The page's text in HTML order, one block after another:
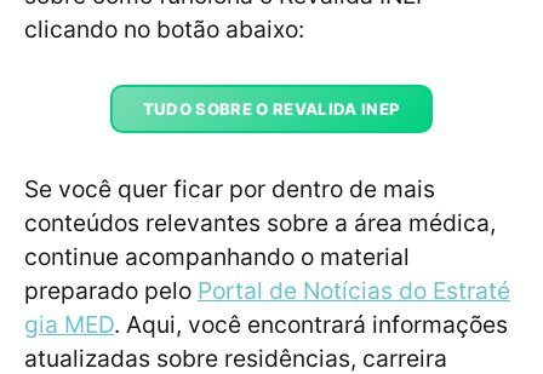
clicando no botão abaixo:
TUDO SOBRE O REVALIDA INEP
Se você quer ficar por dentro de mais
conteúdos relevantes sobre a área médica,
continue acompanhando o material
preparado pelo Portal de Notícias do Estraté
gia MED. Aqui, você encontrará informações
atualizadas sobre residências, carreira